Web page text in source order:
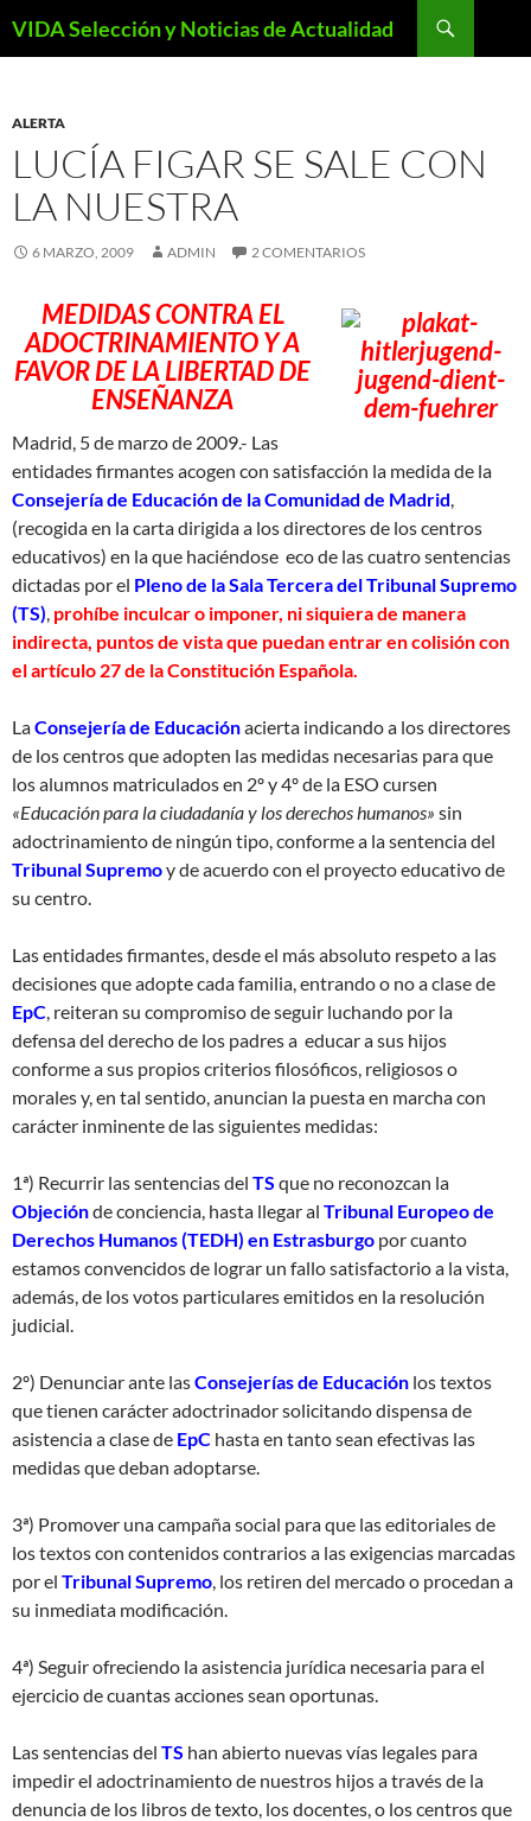
VIDA Selección y Noticias de Actualidad
ALERTA
LUCÍA FIGAR SE SALE CON
LA NUESTRA
6 MARZO, 2009 ADMIN 2 COMENTARIOS
MEDIDAS CONTRA EL
ADOCTRINAMIENTO Y A
FAVOR DE LA LIBERTAD DE
ENSEÑANZA
Madrid, 5 de marzo de 2009.- Las
entidades firmantes acogen con satisfacción la medida de la
Consejería de Educación de la Comunidad de Madrid,
(recogida en la carta dirigida a los directores de los centros
educativos) en la que haciéndose eco de las cuatro sentencias
dictadas por el Pleno de la Sala Tercera del Tribunal Supremo
(TS), prohíbe inculcar o imponer, ni siquiera de manera
indirecta, puntos de vista que puedan entrar en colisión con
el artículo 27 de la Constitución Española.
LaConsejería de Educaciónacierta indicando a los directores
de los centros que adopten las medidas necesarias para que
los alumnos matriculados en 2º y 4º de la ESO cursen
«Educación para la ciudadanía y los derechos humanos» sin
adoctrinamiento de ningún tipo, conforme a la sentencia del
Tribunal Supremoy de acuerdo con el proyecto educativo de
su centro.
Las entidades firmantes, desde el más absoluto respeto a las
decisiones que adopte cada familia, entrando o no a clase de
EpC, reiteran su compromiso de seguir luchando por la
defensa del derecho de los padres a educar a sus hijos
conforme a sus propios criterios filosóficos, religiosos o
morales y, en tal sentido, anuncian la puesta en marcha con
carácter inminente de las siguientes medidas:
1ª) Recurrir las sentencias del TS que no reconozcan la
Objeciónde conciencia, hasta llegar al Tribunal Europeo de
Derechos Humanos (TEDH) en Estrasburgo por cuanto
estamos convencidos de lograr un fallo satisfactorio a la vista,
además, de los votos particulares emitidos en la resolución
judicial.
2º) Denunciar ante lasConsejerías de Educación los textos
que tienen carácter adoctrinador solicitando dispensa de
asistencia a clase de EpC hasta en tanto sean efectivas las
medidas que deban adoptarse.
3ª) Promover una campaña social para que las editoriales de
los textos con contenidos contrarios a las exigencias marcadas
por el Tribunal Supremo, los retiren del mercado o procedan a
su inmediata modificación.
4ª) Seguir ofreciendo la asistencia jurídica necesaria para el
ejercicio de cuantas acciones sean oportunas.
Las sentencias del TS han abierto nuevas vías legales para
impedir el adoctrinamiento de nuestros hijos a través de la
denuncia de los libros de texto, los docentes, o los centros que